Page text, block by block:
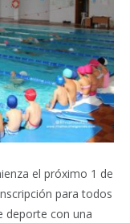
el próximo 1 de
para todos
deporte con una